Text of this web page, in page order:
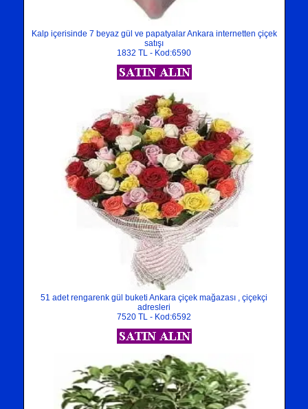
Kalp içerisinde 7 beyaz gül ve papatyalar Ankara internetten çiçek
satışı
1832 TL - Kod:6590
51 adet rengarenk gül buketi Ankara çiçek mağazası , çiçekçi
adresleri
7520 TL - Kod:6592